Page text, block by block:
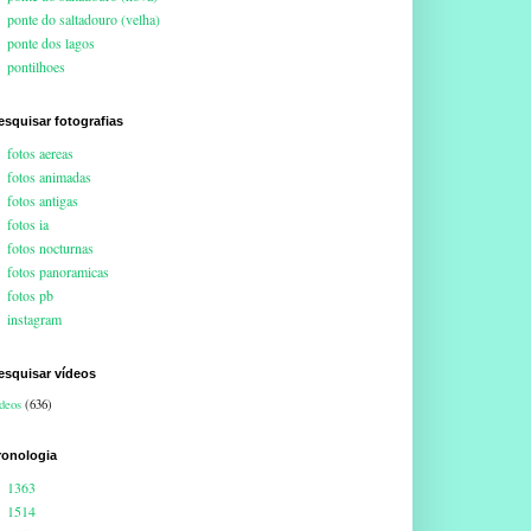
ponte do saltadouro (velha)
ponte dos lagos
pontilhoes
fotografias
fotos aereas
fotos animadas
fotos antigas
fotos ia
fotos nocturnas
fotos panoramicas
fotos pb
instagram
vídeos
(636)
1363
1514